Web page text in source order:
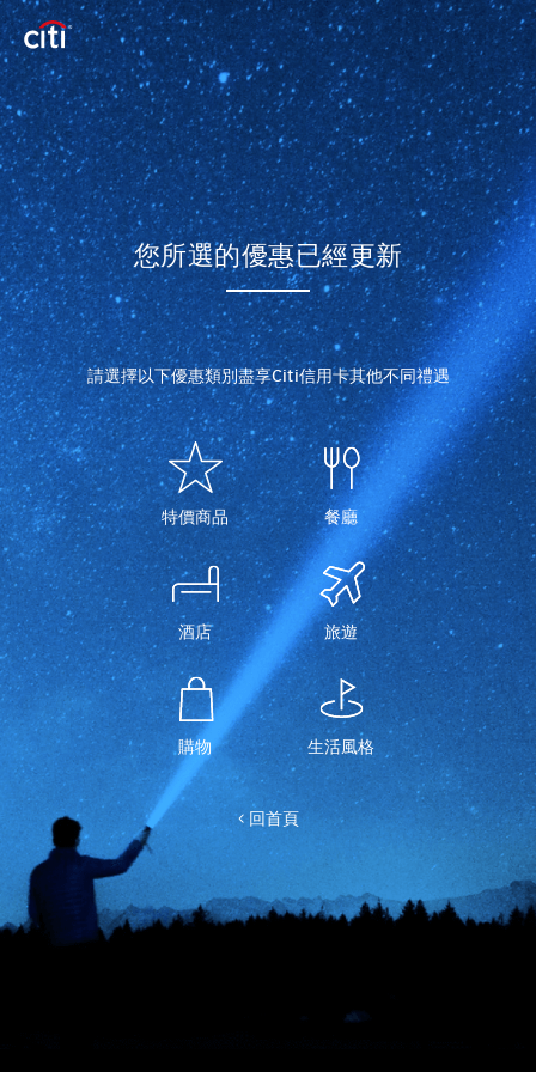
您所選的優惠已經更新
請選擇以下優惠類別盡享Citi信用卡其他不同禮遇
特價商品 餐廳
酒店 旅遊
購物 生活風格
< 回首頁